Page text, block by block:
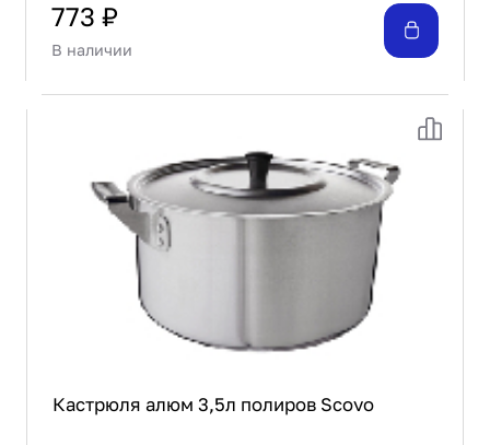
773 ₽
В наличии
Кастрюля алюм 3,5л полиров Scovo